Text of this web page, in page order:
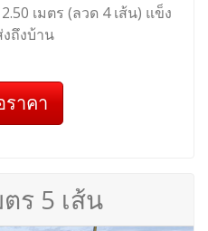
เมตร (ลวด 4 เส้น) แข็ง
ถึงบ้าน
ราคา
ร 5 เส้น